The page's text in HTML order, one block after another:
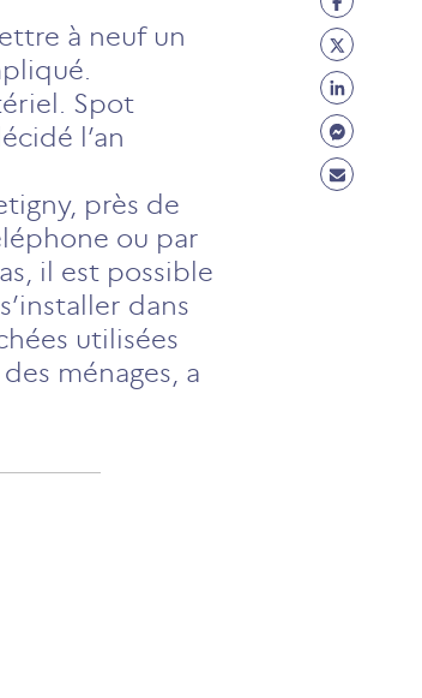
(ouvre
un
nouvel
onglet)
Partage
Twitter
(ouvre
un
nouvel
Partage
(ouvre
un
Partage
(ouvre
Partage
à neuf un
Spot
l’an
près de
ou par
il est possible
dans
utilisées
ménages, a